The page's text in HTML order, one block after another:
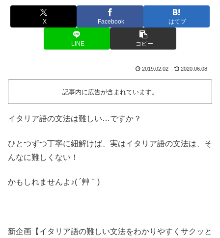
X Facebook はてブ
LINE コピー
2019.02.02 2020.06.08
記事内に広告が含まれています。
イタリア語の文法は難しい…ですか？
ひとつずつ丁寧に紐解けば、実はイタリア語の文法は、そ
んなに難しくない！
かもしれませんよ♪( ´艸｀)
新企画【イタリア語の難しい文法をわかりやすくサクッと